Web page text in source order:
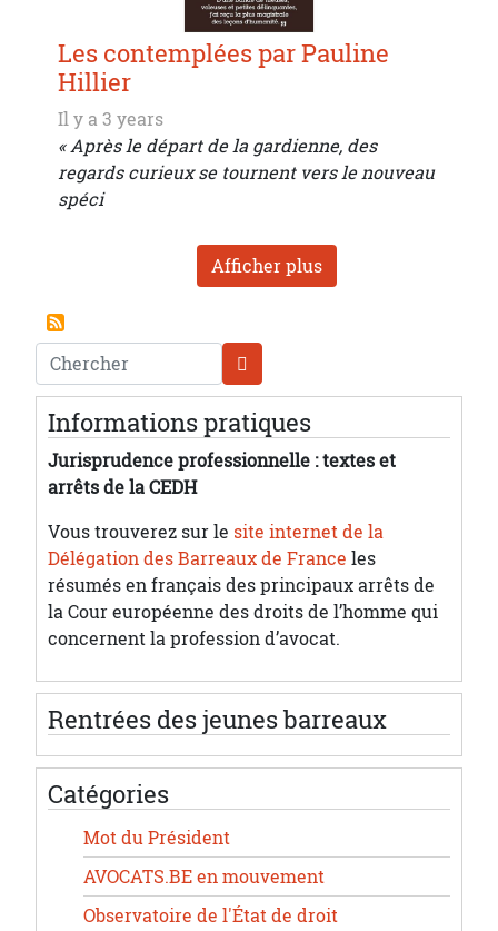
Les contemplées par Pauline
Hillier
Il y a 3 years
« Après le départ de la gardienne, des
regards curieux se tournent vers le nouveau
spéci
Afficher plus
Chercher
Informations pratiques
Jurisprudence professionnelle : textes et
arrêts de la CEDH
Vous trouverez sur le site internet de la
Délégation des Barreaux de France les
résumés en français des principaux arrêts de
la Cour européenne des droits de l’homme qui
concernent la profession d’avocat.
Rentrées des jeunes barreaux
Catégories
Mot du Président
AVOCATS.BE en mouvement
Observatoire de l'État de droit